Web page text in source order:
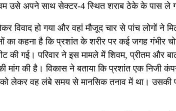
उसे अपने साथ सेक्टर-4 स्थित शराब ठेके के पास ले
विवाद हो गया और वहां मौजूद चार से पांच लोगों ने
का कहना है कि प्रशांत के शरीर पर कई जगह गंभीर
की गई। परिवार ने इस मामले में शिवम, प्रीतम और
मांग की है। विकास ने बताया कि प्रशांत एक निजी
को लेकर वह लंबे समय से मानसिक तनाव में था।